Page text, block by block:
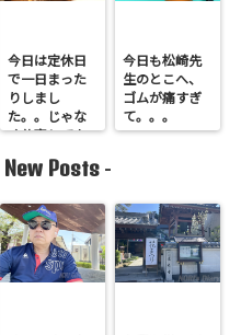
今日は定休日
で一日まった
りしまし
た。。じゃな
く仕事してま
今日も松崎先
生のとこへ、
ゴムが痛すぎ
て。。。
New Posts -